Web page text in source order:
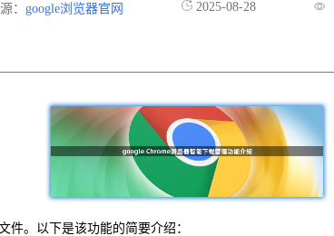
： google浏览器官网 2025-08-28
件。以下是该功能的简要介绍：